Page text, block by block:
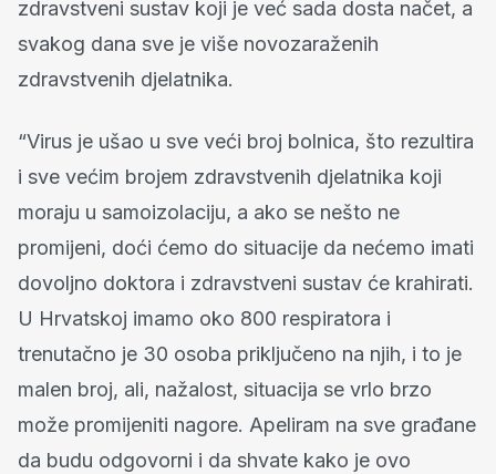
zdravstveni sustav koji je već sada dosta načet, a
svakog dana sve je više novozaraženih
zdravstvenih djelatnika.
“Virus je ušao u sve veći broj bolnica, što rezultira
i sve većim brojem zdravstvenih djelatnika koji
moraju u samoizolaciju, a ako se nešto ne
promijeni, doći ćemo do situacije da nećemo imati
dovoljno doktora i zdravstveni sustav će krahirati.
U Hrvatskoj imamo oko 800 respiratora i
trenutačno je 30 osoba priključeno na njih, i to je
malen broj, ali, nažalost, situacija se vrlo brzo
može promijeniti nagore. Apeliram na sve građane
da budu odgovorni i da shvate kako je ovo